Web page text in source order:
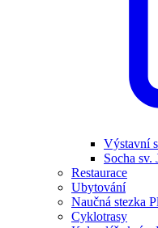
Výstavní
Socha sv.
Restaurace
Ubytování
Naučná stezka
Cyklotrasy